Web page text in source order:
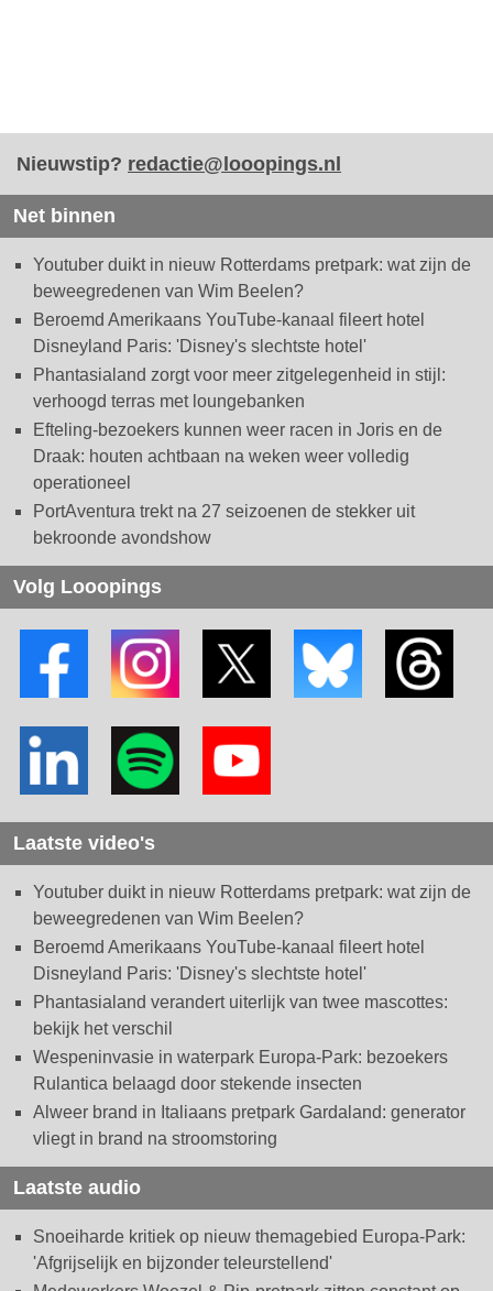
Nieuwstip? redactie@looopings.nl
Net binnen
Youtuber duikt in nieuw Rotterdams pretpark: wat zijn de
beweegredenen van Wim Beelen?
Beroemd Amerikaans YouTube-kanaal fileert hotel
Disneyland Paris: 'Disney's slechtste hotel'
Phantasialand zorgt voor meer zitgelegenheid in stijl:
verhoogd terras met loungebanken
Efteling-bezoekers kunnen weer racen in Joris en de
Draak: houten achtbaan na weken weer volledig
operationeel
PortAventura trekt na 27 seizoenen de stekker uit
bekroonde avondshow
Volg Looopings
Laatste video's
Youtuber duikt in nieuw Rotterdams pretpark: wat zijn de
beweegredenen van Wim Beelen?
Beroemd Amerikaans YouTube-kanaal fileert hotel
Disneyland Paris: 'Disney's slechtste hotel'
Phantasialand verandert uiterlijk van twee mascottes:
bekijk het verschil
Wespeninvasie in waterpark Europa-Park: bezoekers
Rulantica belaagd door stekende insecten
Alweer brand in Italiaans pretpark Gardaland: generator
vliegt in brand na stroomstoring
Laatste audio
Snoeiharde kritiek op nieuw themagebied Europa-Park:
'Afgrijselijk en bijzonder teleurstellend'